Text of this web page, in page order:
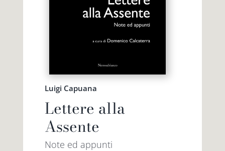
Luigi Capuana
Lettere alla
Assente
Note ed appunti